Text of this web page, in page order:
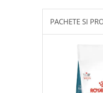
PACHETE SI